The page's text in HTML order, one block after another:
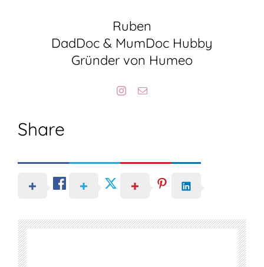
Ruben
DadDoc & MumDoc Hubby
Gründer von Humeo
Share